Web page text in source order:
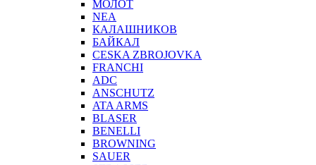
МОЛОТ
NEA
КАЛАШНИКОВ
БАЙКАЛ
CESKA ZBROJOVKA
FRANCHI
ADC
ANSCHUTZ
ATA ARMS
BLASER
BENELLI
BROWNING
SAUER